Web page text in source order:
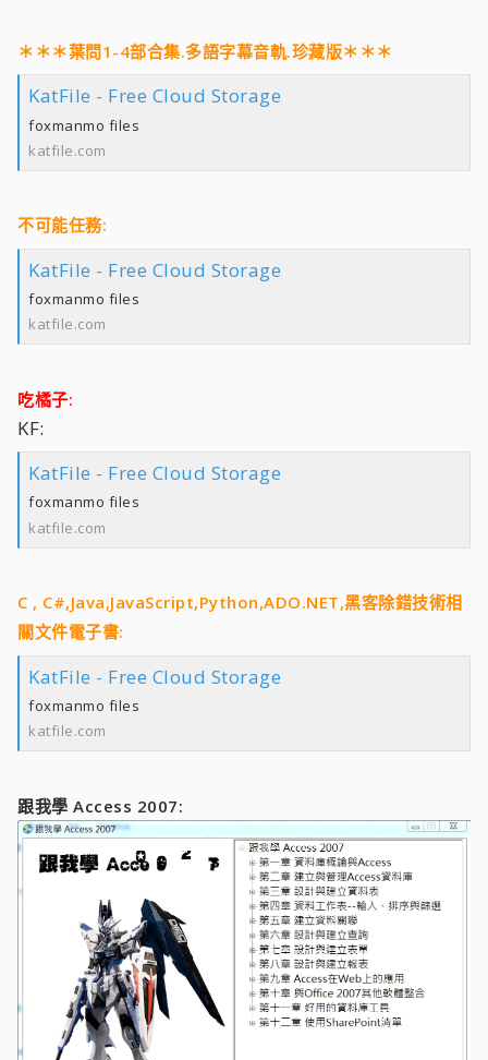
＊＊＊葉問1-4部合集.多語字幕音軌.珍藏版＊＊＊
KatFile - Free Cloud Storage
foxmanmo files
katfile.com
不可能任務:
KatFile - Free Cloud Storage
foxmanmo files
katfile.com
吃橘子:
KF:
KatFile - Free Cloud Storage
foxmanmo files
katfile.com
C , C#,Java,JavaScript,Python,ADO.NET,黑客除錯技術相
關文件電子書:
KatFile - Free Cloud Storage
foxmanmo files
katfile.com
跟我學 Access 2007: